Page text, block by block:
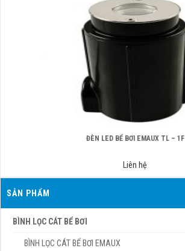
ĐÈN LED BỂ BƠI EMAUX TL – 1F
Liên hệ
SẢN PHẨM
BÌNH LỌC CÁT BỂ BƠI
BÌNH LỌC CÁT BỂ BƠI EMAUX